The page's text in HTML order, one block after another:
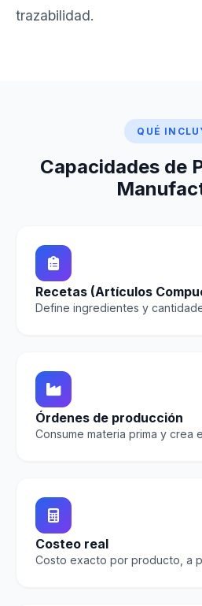
trazabilidad.
QUÉ
Capacidades de
Recetas (Artículos
Define ingredientes y
Órdenes de producción
Consume materia prima y crea
Costeo real
Costo exacto por producto, a